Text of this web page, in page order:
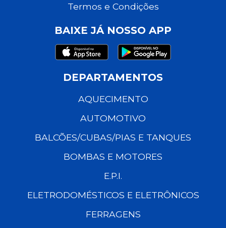
Termos e Condições
BAIXE JÁ NOSSO APP
DEPARTAMENTOS
AQUECIMENTO
AUTOMOTIVO
BALCÕES/CUBAS/PIAS E TANQUES
BOMBAS E MOTORES
E.P.I.
ELETRODOMÉSTICOS E ELETRÔNICOS
FERRAGENS